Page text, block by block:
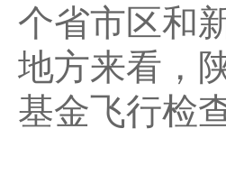
个省市区和
地方来看，
基金飞行检